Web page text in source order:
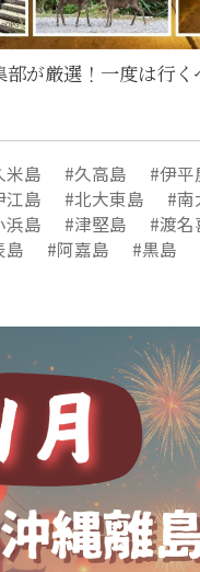
が厳選！一度は行
米島 久高島
伊平
江島 北大東島
南
浜島 津堅島
渡名
島 阿嘉島 黒島